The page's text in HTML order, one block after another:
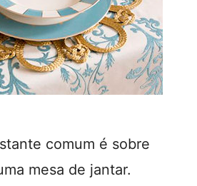
comum é sobre
mesa de jantar.